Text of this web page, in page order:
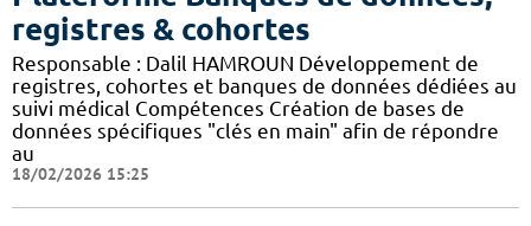
registres & cohortes
Responsable : Dalil HAMROUN Développement de
registres, cohortes et banques de données dédiées au
suivi médical Compétences Création de bases de
données spécifiques "clés en main" afin de répondre
au
18/02/2026 15:25